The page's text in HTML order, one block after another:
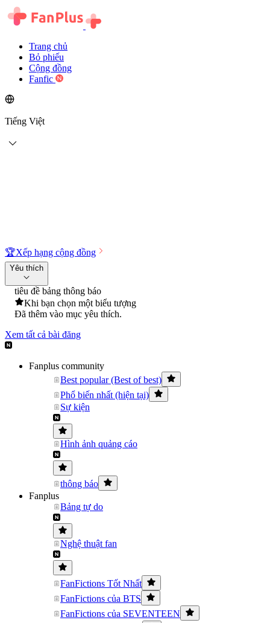
Trang chủ
Bỏ phiếu
Cộng đồng
Fanfic
Tiếng Việt
🏆Xếp hạng cộng đồng
Yêu thích
tiêu đề bảng thông báo
Khi bạn chọn một biểu tượng
Đã thêm vào mục yêu thích.
Xem tất cả bài đăng
Fanplus community
Best popular (Best of best)
Phổ biến nhất (hiện tại)
Sự kiện
Hình ảnh quảng cáo
thông báo
Fanplus
Bảng tự do
Nghệ thuật fan
FanFictions Tốt Nhất
FanFictions của BTS
FanFictions của SEVENTEEN